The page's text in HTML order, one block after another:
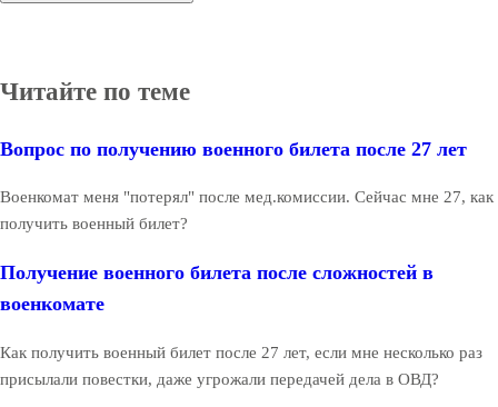
Читайте по теме
Вопрос по получению военного билета после 27 лет
Военкомат меня "потерял" после мед.комиссии. Сейчас мне 27, как
получить военный билет?
Получение военного билета после сложностей в
военкомате
Как получить военный билет после 27 лет, если мне несколько раз
присылали повестки, даже угрожали передачей дела в ОВД?